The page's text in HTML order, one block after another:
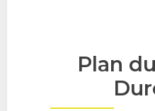
Plan